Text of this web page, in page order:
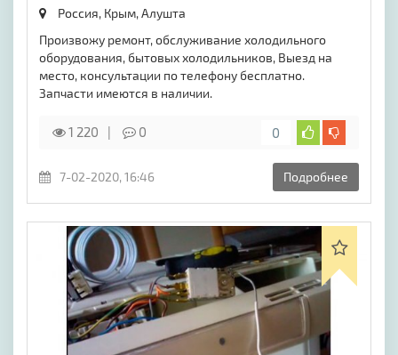
Россия, Крым,Алушта
Произвожу ремонт, обслуживание холодильного
оборудования, бытовых холодильников, Выезд на
место, консультации по телефону бесплатно.
Запчасти имеются в наличии.
1 220 0 0
7-02-2020, 16:46 Подробнее